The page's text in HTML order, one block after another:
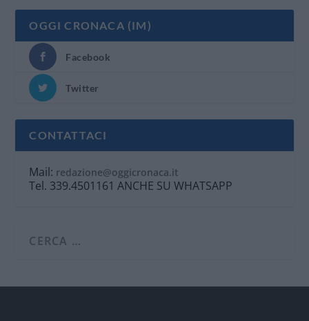
OGGI CRONACA (IM)
Facebook
Twitter
CONTATTACI
Mail: redazione@oggicronaca.it
Tel. 339.4501161 ANCHE SU WHATSAPP